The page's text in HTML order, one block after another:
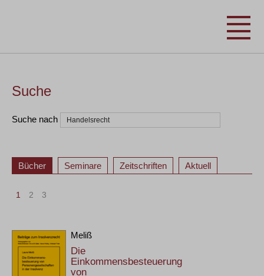
Suche
Suche nach
Bücher Seminare Zeitschriften Aktuell
1 2 3
Meliß
Die
Einkommensbesteuerung
von